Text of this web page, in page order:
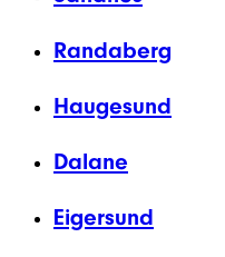
Randaberg
Haugesund
Dalane
Eigersund